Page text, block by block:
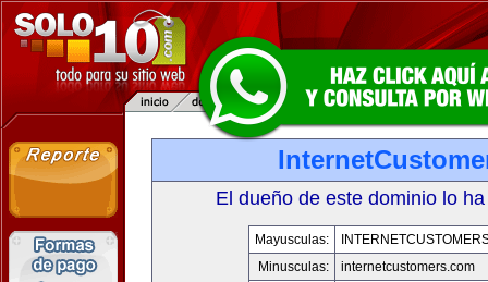
El dueño de este dominio lo
Mayusculas:
Minusculas:
internetcustomers.com